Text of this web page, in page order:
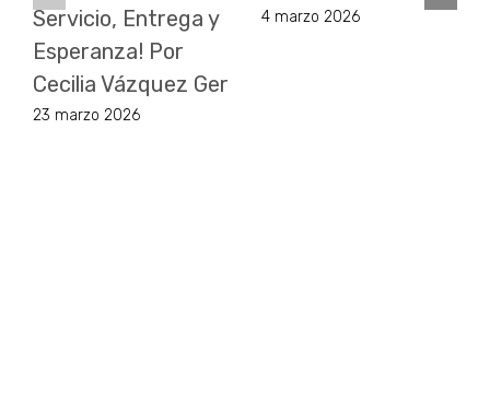
Servicio, Entrega y
Esperanza! Por
Cecilia Vázquez Ger
23 marzo 2026
4 marzo 2026